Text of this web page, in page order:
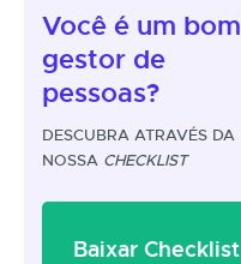
Você é um bom
gestor de
pessoas?
DESCUBRA ATRAVÉS DA
NOSSA CHECKLIST
Baixar Checklist